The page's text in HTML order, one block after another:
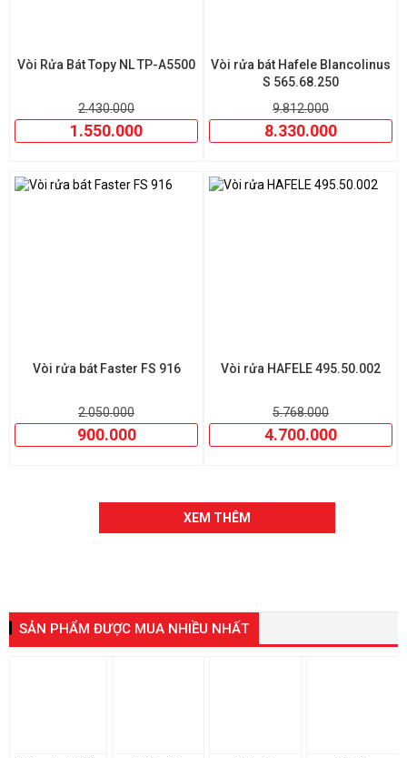
Vòi Rửa Bát Topy NL TP-A5500
2.430.000
1.550.000
Vòi rửa bát Hafele Blancolinus
S 565.68.250
9.812.000
8.330.000
Vòi rửa bát Faster FS 916
2.050.000
900.000
Vòi rửa HAFELE 495.50.002
5.768.000
4.700.000
XEM THÊM
SẢN PHẨM ĐƯỢC MUA NHIỀU NHẤT